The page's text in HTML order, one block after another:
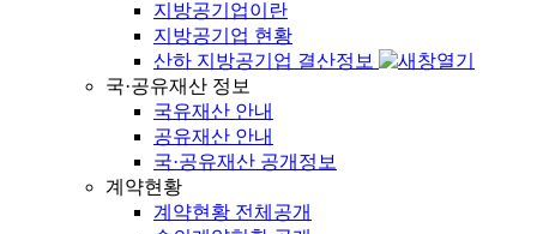
지방공기업이란
지방공기업 현황
산하 지방공기업 결산정보
국·공유재산 정보
국유재산 안내
공유재산 안내
국·공유재산 공개정보
계약현황
계약현황 전체공개